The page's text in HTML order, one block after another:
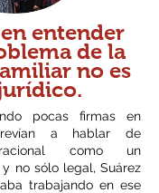
entender
de la
no es
pocas firmas en
a hablar de
como un
no sólo legal, Suárez
trabajando en ese